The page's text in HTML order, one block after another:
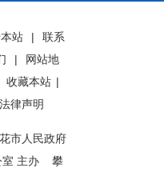
站 |
联系
|
网站地
收藏本站 |
法律声明
市人民政府
室 主办 攀